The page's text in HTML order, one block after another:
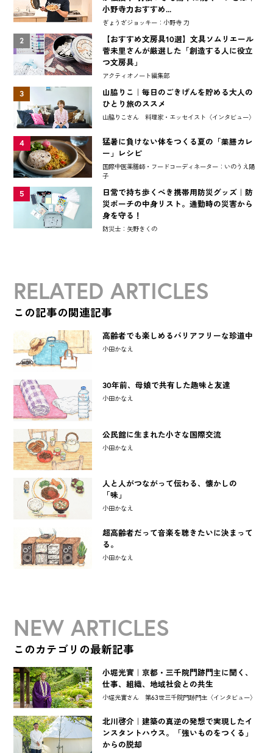
小野寺力おすすめ...
ぎょうざジョッキー：小野寺 力
2
【おすすめ文房具10選】文具ソムリエール
菅未里さんが厳選した「創造する人に役立
つ文房具」
アクティオノート編集部
3
山脇りこ｜毎日のごきげんを貯める大人の
ひとり旅のススメ
山脇りこさん 料理家・エッセイスト〈インタビュー〉
4
猛暑に負けない体をつくる夏の「薬膳カレ
ー」レシピ
国際中医薬膳師・フードコーディネーター：いのうえ陽
子
5
日常で持ち歩くべき携帯用防災グッズ｜防
災ポーチの中身リスト。通勤時の災害から
身を守る！
防災士：矢野きくの
RELATED ARTICLES
この記事の関連記事
高齢者でも楽しめるバリアフリーな珍道中
小田かなえ
30年前、母娘で共有した趣味と友達
小田かなえ
公民館に生まれた小さな国際交流
小田かなえ
人と人がつながって伝わる、懐かしの
「味」
小田かなえ
超高齢者だって音楽を聴きたいに決まって
る。
小田かなえ
NEW ARTICLES
このカテゴリの最新記事
小堀光實｜京都・三千院門跡門主に聞く、
仕事、組織、地域社会との共生
小堀光實さん 第63世三千院門跡門主〈インタビュー〉
北川啓介｜建築の真逆の発想で実現したイ
ンスタントハウス。「強いものをつくる」
からの脱却